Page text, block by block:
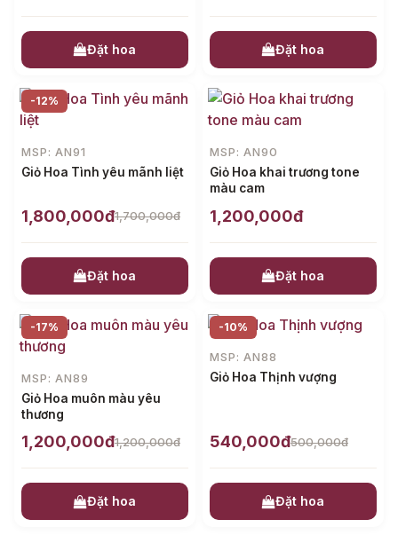
Đặt hoa Đặt hoa
-12%
MSP: AN91
Giỏ Hoa Tình yêu mãnh liệt
1,800,000đ1,700,000đ
Đặt hoa
MSP: AN90
Giỏ Hoa khai trương tone
màu cam
1,200,000đ
Đặt hoa
-17%
MSP: AN89
Giỏ Hoa muôn màu yêu
thương
1,200,000đ1,200,000đ
Đặt hoa
-10%
MSP: AN88
Giỏ Hoa Thịnh vượng
540,000đ500,000đ
Đặt hoa